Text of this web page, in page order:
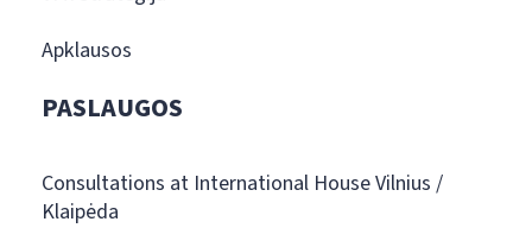
Apklausos
PASLAUGOS
Consultations at International House Vilnius /
Klaipėda